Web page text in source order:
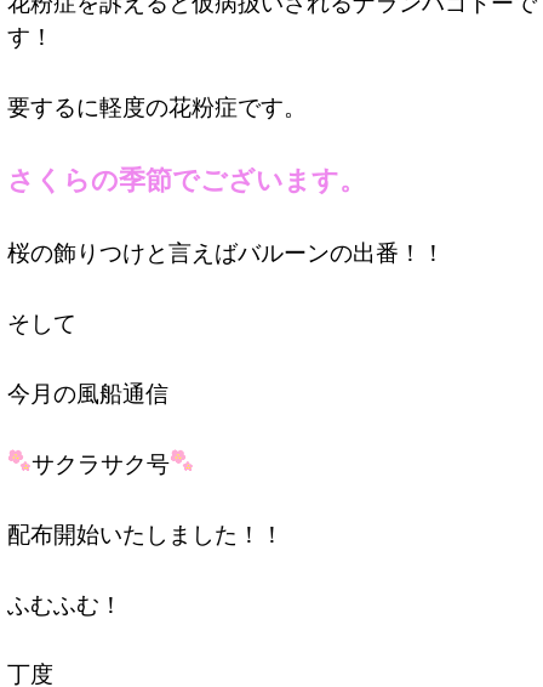
す！
要するに軽度の花粉症です。
さくらの季節でございます。
桜の飾りつけと言えばバルーンの出番！！
そして
今月の風船通信
サクラサク号
配布開始いたしました！！
ふむふむ！
丁度